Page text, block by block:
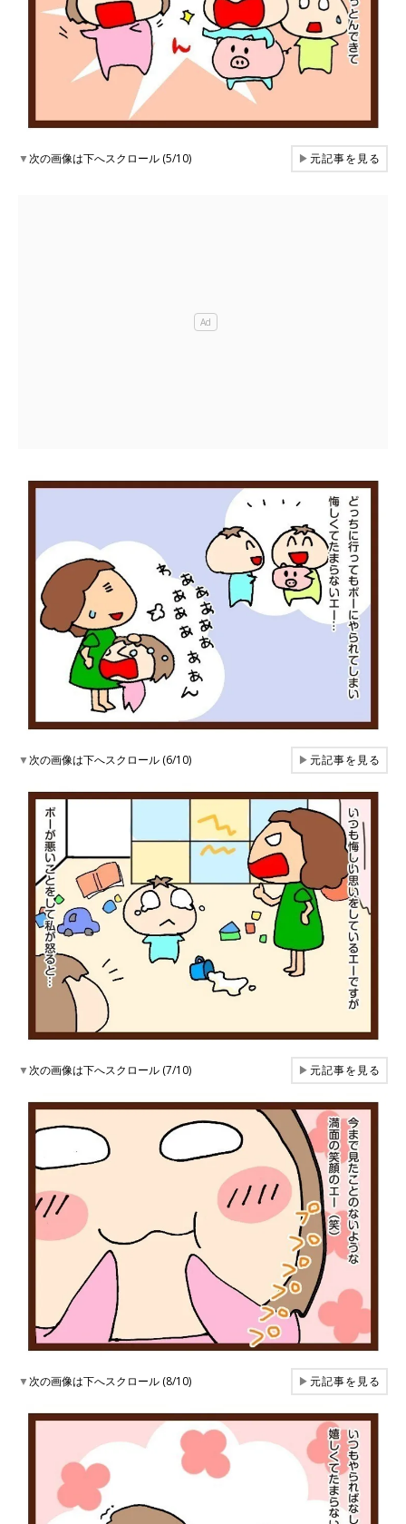
▼次の画像は下へスクロール (5/10) ▶元記事を見る
▼次の画像は下へスクロール (6/10) ▶元記事を見る
▼次の画像は下へスクロール (7/10) ▶元記事を見る
▼次の画像は下へスクロール (8/10) ▶元記事を見る